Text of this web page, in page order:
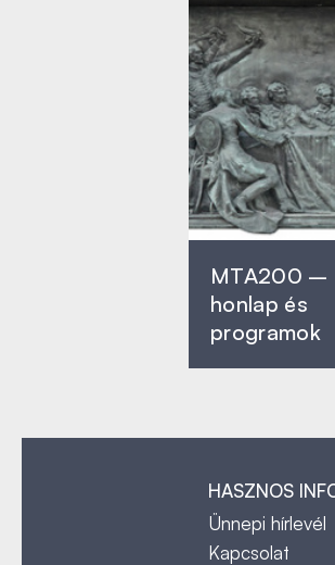
MTA200 –
honlap és
programok
HASZNOS
Ünnepi hírlevél
Kapcsolat